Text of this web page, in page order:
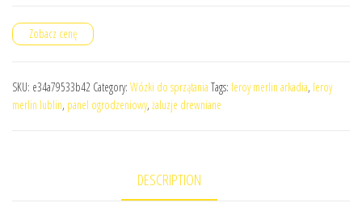
Zobacz cenę
SKU: e34a79533b42 Category: Wózki do sprzątania Tags: leroy merlin arkadia, leroy
merlin lublin, panel ogrodzeniowy, żaluzje drewniane
DESCRIPTION